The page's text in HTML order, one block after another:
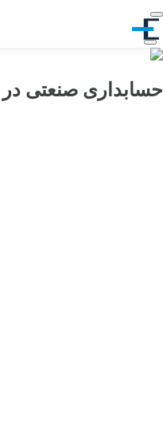
حسابداری صنعتی